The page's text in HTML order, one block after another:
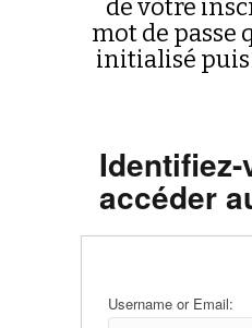
de votre
mot de passe
initialisé puis
accéder
Username or Email: